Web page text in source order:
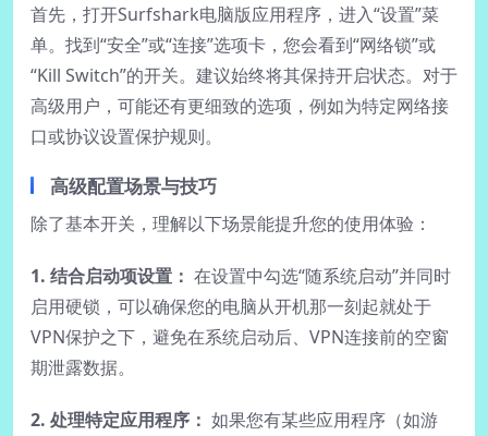
首先，打开Surfshark电脑版应用程序，进入“设置”菜
单。找到“安全”或“连接”选项卡，您会看到“网络锁”或
“Kill Switch”的开关。建议始终将其保持开启状态。对于
高级用户，可能还有更细致的选项，例如为特定网络接
口或协议设置保护规则。
高级配置场景与技巧
除了基本开关，理解以下场景能提升您的使用体验：
1. 结合启动项设置： 在设置中勾选“随系统启动”并同时
启用硬锁，可以确保您的电脑从开机那一刻起就处于
VPN保护之下，避免在系统启动后、VPN连接前的空窗
期泄露数据。
2. 处理特定应用程序： 如果您有某些应用程序（如游